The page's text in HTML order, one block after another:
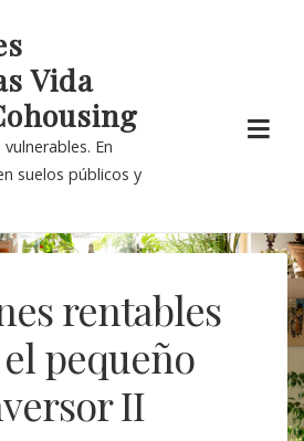
Vida
En
suelos públicos y
rentables
pequeño
II